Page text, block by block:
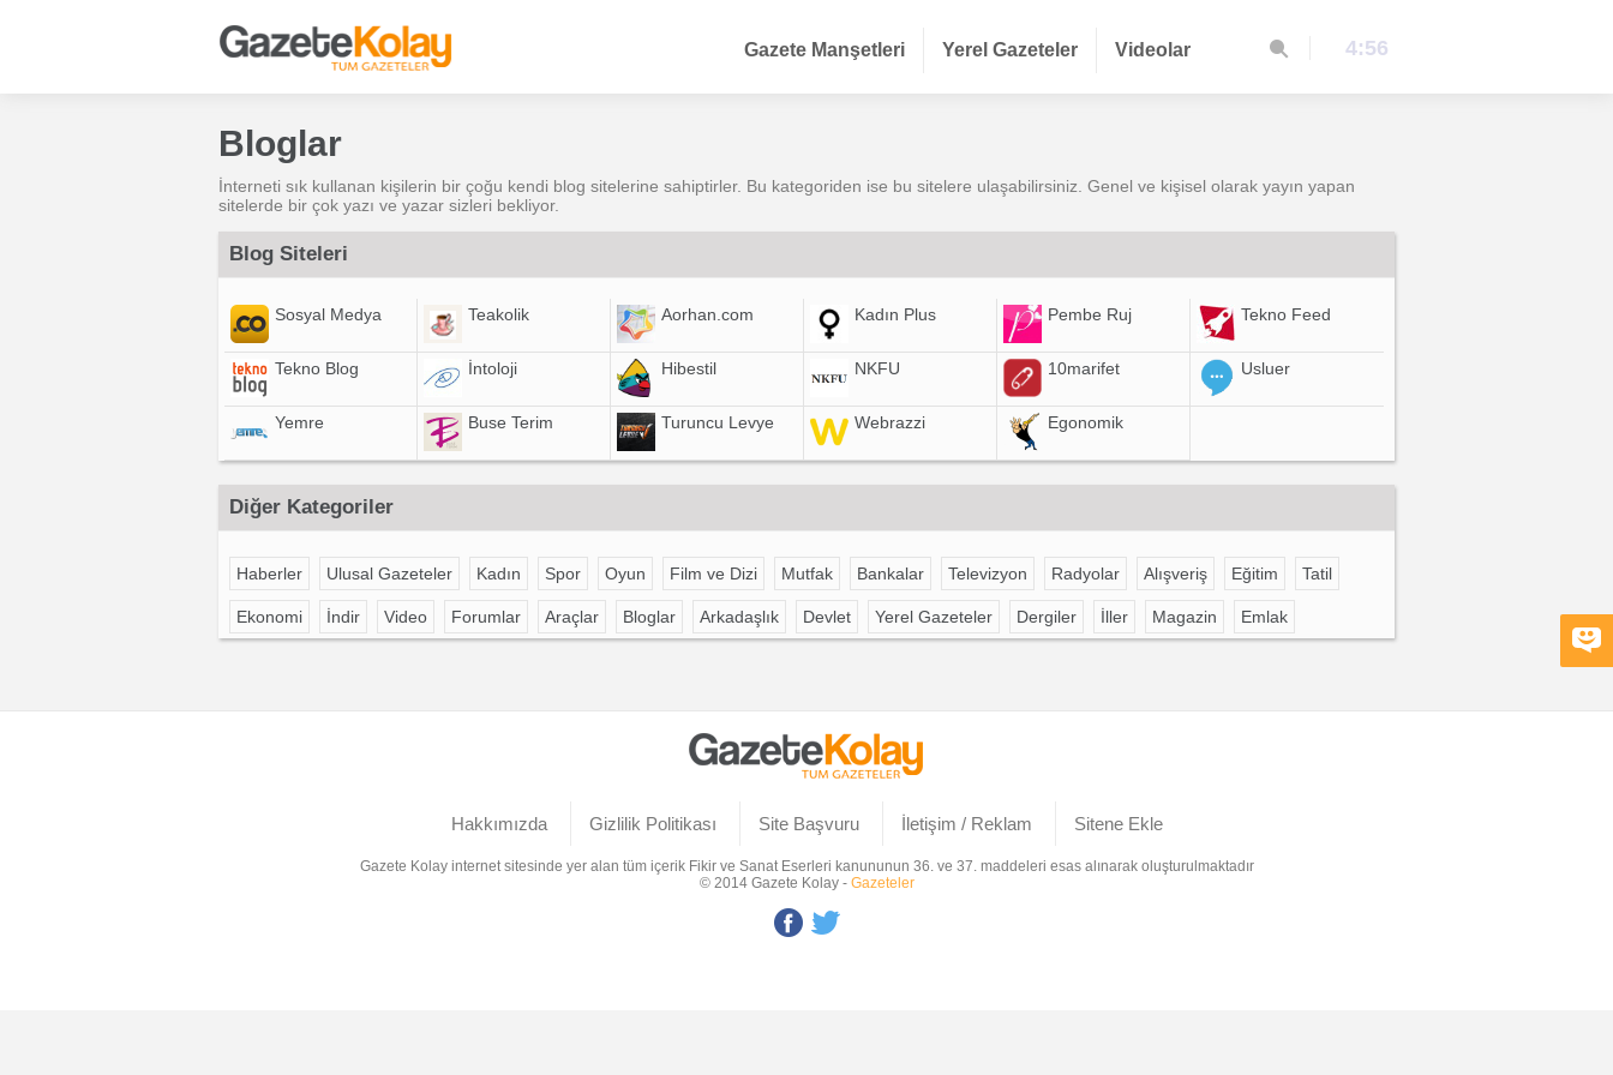
4:56
Gazete Manşetleri Yerel Gazeteler Videolar
Bloglar
İnterneti sık kullanan kişilerin bir çoğu kendi blog sitelerine sahiptirler. Bu kategoriden ise bu sitelere ulaşabilirsiniz. Genel ve kişisel olarak yayın yapan
sitelerde bir çok yazı ve yazar sizleri bekliyor.
Blog Siteleri
Sosyal Medya Teakolik Aorhan.com Kadın Plus Pembe Ruj Tekno Feed
Tekno Blog İntoloji Hibestil NKFU 10marifet Usluer
Yemre Buse Terim Turuncu Levye Webrazzi Egonomik
Diğer Kategoriler
Haberler Ulusal Gazeteler Kadın Spor Oyun Film ve Dizi Mutfak Bankalar Televizyon Radyolar Alışveriş Eğitim Tatil
Ekonomi İndir Video Forumlar Araçlar Bloglar Arkadaşlık Devlet Yerel Gazeteler Dergiler İller Magazin Emlak
Hakkımızda Gizlilik Politikası Site Başvuru İletişim / Reklam Sitene Ekle
Gazete Kolay internet sitesinde yer alan tüm içerik Fikir ve Sanat Eserleri kanununun 36. ve 37. maddeleri esas alınarak oluşturulmaktadır
© 2014 Gazete Kolay - Gazeteler